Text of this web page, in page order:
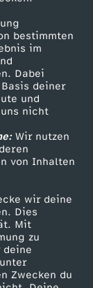
bestimmten
im
Dabei
deiner
und
nicht
Wir nutzen
von Inhalten
wir deine
Dies
Mit
zu
Zwecken du